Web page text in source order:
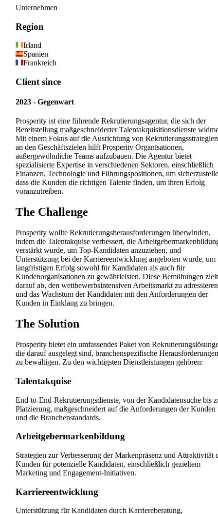
Unternehmen
Region
Irland
Spanien
Frankreich
Client since
2023 - Gegenwart
Prosperity ist eine führende Rekrutierungsagentur, die sich der
Bereitstellung maßgeschneiderter Talentakquisitionsdienste
Mit einem Fokus auf die Ausrichtung von Rekrutierungsstrategien
an den Geschäftszielen hilft Prosperity Organisationen,
außergewöhnliche Teams aufzubauen. Die Agentur bietet
spezialisierte Expertise in verschiedenen Sektoren, einschließlich
Finanzen, Technologie und Führungspositionen, um
dass die Kunden die richtigen Talente finden, um ihren Erfolg
voranzutreiben.
The Challenge
Prosperity wollte Rekrutierungsherausforderungen überwinden,
indem die Talentakquise verbessert, die
verstärkt wurde, um Top-Kandidaten anzuziehen, und
Unterstützung bei der Karriereentwicklung angeboten wurde, um
langfristigen Erfolg sowohl für Kandidaten als auch für
Kundenorganisationen zu gewährleisten. Diese Bemühungen
darauf ab, den wettbewerbsintensiven Arbeitsmarkt zu adressieren
und das Wachstum der Kandidaten mit den Anforderungen der
Kunden in Einklang zu bringen.
The Solution
Prosperity bietet ein umfassendes Paket von
die darauf ausgelegt sind, branchenspezifische Herausforderungen
zu bewältigen. Zu den wichtigsten Dienstleistungen gehören:
Talentakquise
End-to-End-Rekrutierungsdienste, von der Kandidatensuche bis
Platzierung, maßgeschneidert auf die Anforderungen der Kunden
und die Branchenstandards.
Arbeitgebermarkenbildung
Strategien zur Verbesserung der Markenpräsenz und Attraktivität
Kunden für potenzielle Kandidaten, einschließlich gezieltem
Marketing und Engagement-Initiativen.
Karriereentwicklung
Unterstützung für Kandidaten durch Karriereberatung,